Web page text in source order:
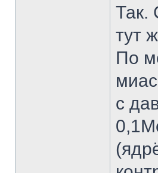
Так.
тут
По
с